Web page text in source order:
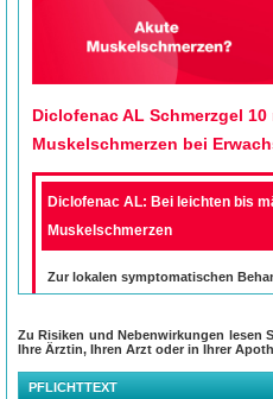
Diclofenac AL Schmerzgel
Muskelschmerzen bei
Diclofenac AL: Bei leichten bis
Muskelschmerzen
Zur lokalen symptomatischen
•leichten bis mäßig starken, akuten
• zur lokalen, symptomatischen
Zu Risiken und Nebenwirkungen lesen
Ihre Ärztin, Ihren Arzt oder in Ihrer
PFLICHTTEXT